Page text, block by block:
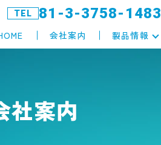
会社案内 製品情報
TEL 81-3-3758-1483
社案内